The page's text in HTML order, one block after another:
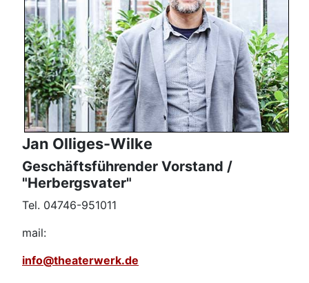
Jan Olliges-Wilke
Geschäftsführender Vorstand /
"Herbergsvater"
Tel. 04746-951011
mail:
info@theaterwerk.de